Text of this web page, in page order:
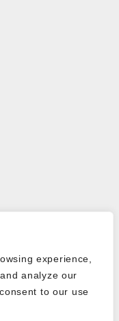
experience,
analyze our
to our use